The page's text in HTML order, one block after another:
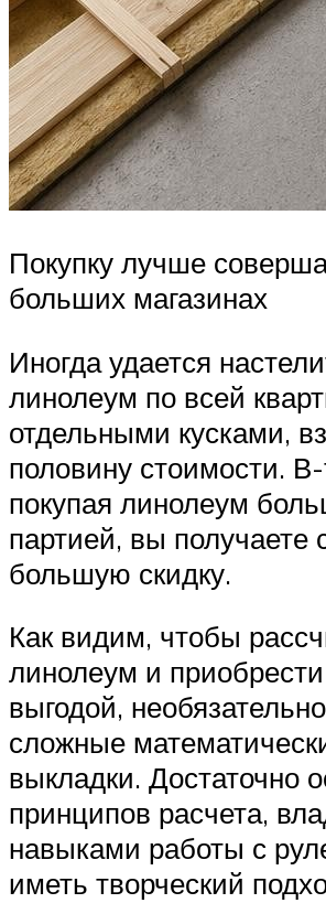
Покупку лучше
больших магазинах
Иногда удается
линолеум по всей
отдельными кусками,
половину стоимости. В-
покупая линолеум
партией, вы получаете
большую скидку.
Как видим, чтобы
линолеум и приобрести
выгодой,
сложные
выкладки. Достаточно
принципов расчета,
навыками работы с
иметь творческий